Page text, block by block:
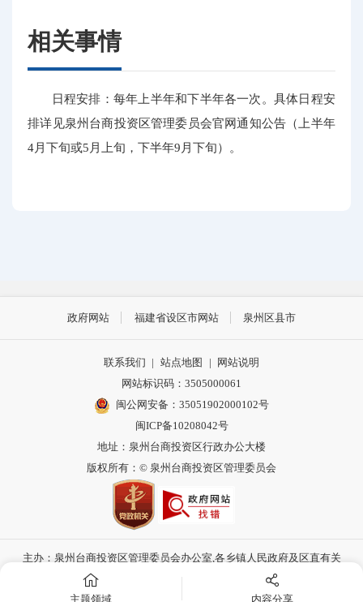
相关事情
日程安排：每年上半年和下半年各一次。具体日程安
排详见泉州台商投资区管理委员会官网通知公告（上半年
4月下旬或5月上旬，下半年9月下旬）。
政府网站 福建省设区市网站 泉州区县市
联系我们 | 站点地图 |
网站说明
网站标识码：3505000061
闽公网安备：35051902000102号
闽ICP备10208042号
地址：泉州台商投资区行政办公大楼
版权所有：© 泉州台商投资区管理委员会
主办：泉州台商投资区管理委员会办公室,各乡镇人民政府及区直有关
部门联合承办
主题领域
内容分享